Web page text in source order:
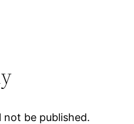
not be published.